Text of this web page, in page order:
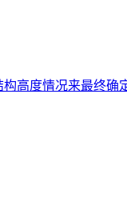
高度情况来最终